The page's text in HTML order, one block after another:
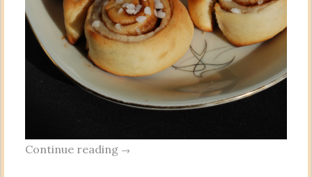
Continue reading →